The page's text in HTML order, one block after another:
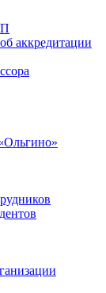
аккредитации